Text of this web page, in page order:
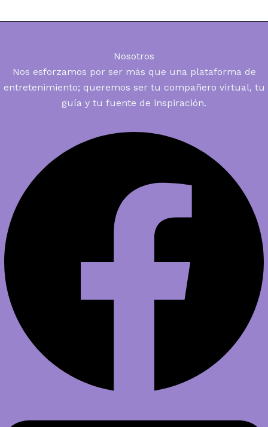
Nosotros
Nos esforzamos por ser más que una plataforma de
entretenimiento; queremos ser tu compañero virtual, tu
guía y tu fuente de inspiración.